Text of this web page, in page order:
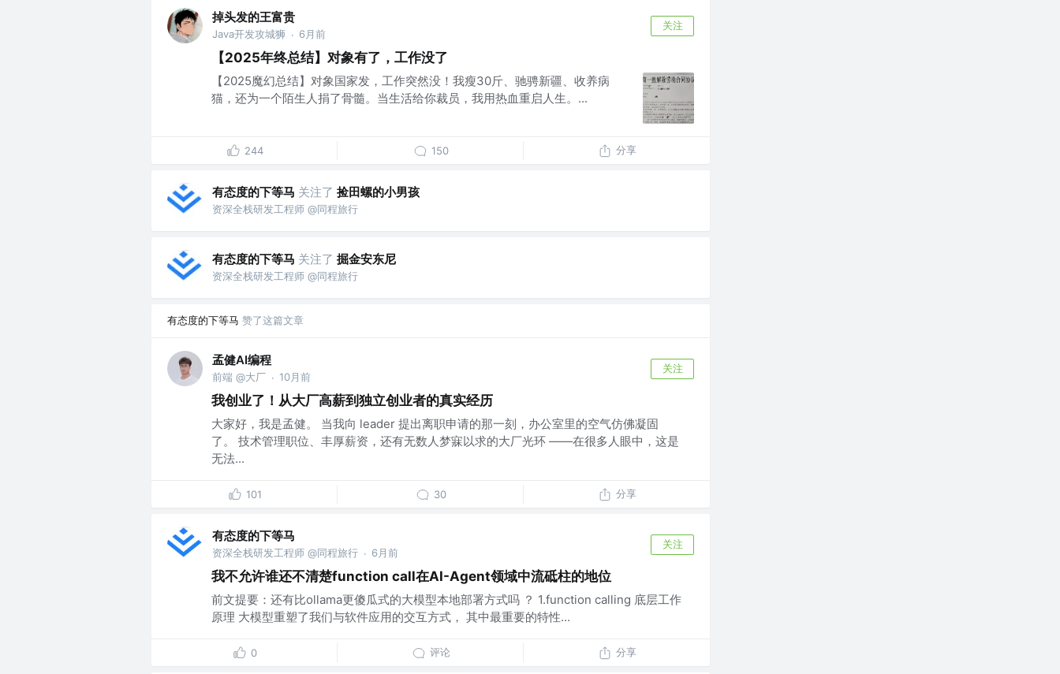
掉头发的王富贵
Java开发攻城狮 · 6月前
关注
【2025年终总结】对象有了，工作没了
【2025魔幻总结】对象国家发，工作突然没！我瘦30斤、驰骋新疆、收养病
猫，还为一个陌生人捐了骨髓。当生活给你裁员，我用热血重启人生。...
244 150 分享
有态度的下等马 关注了 捡田螺的小男孩
资深全栈研发工程师 @同程旅行
有态度的下等马 关注了 掘金安东尼
资深全栈研发工程师 @同程旅行
有态度的下等马 赞了这篇文章
孟健AI编程
前端 @大厂 · 10月前
关注
我创业了！从大厂高薪到独立创业者的真实经历
大家好，我是孟健。 当我向 leader 提出离职申请的那一刻，办公室里的空气仿佛凝固
了。 技术管理职位、丰厚薪资，还有无数人梦寐以求的大厂光环 ——在很多人眼中，这是
无法...
101 30 分享
有态度的下等马
资深全栈研发工程师 @同程旅行 · 6月前
关注
我不允许谁还不清楚function call在AI-Agent领域中流砥柱的地位
前文提要：还有比ollama更傻瓜式的大模型本地部署方式吗 ？ 1.function calling 底层工作
原理 大模型重塑了我们与软件应用的交互方式， 其中最重要的特性...
0 评论 分享